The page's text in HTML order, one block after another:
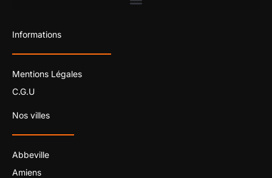
Informations
Mentions Légales
C.G.U
Nos villes
Abbeville
Amiens